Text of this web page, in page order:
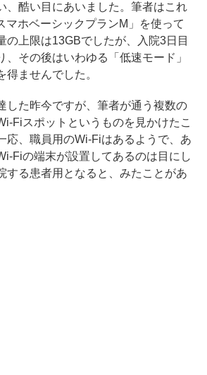
、酷い目にあいました。筆者はこれ
マホベーシックプランM」を使って
の上限は13GBでしたが、入院3日目
、その後はいわゆる「低速モード」
得ませんでした。
した昨今ですが、筆者が通う複数の
Fiスポットというものを見かけたこ
応、職員用のWi-Fiはあるようで、あ
Fiの端末が設置してあるのは目にし
する患者用となると、みたことがあ